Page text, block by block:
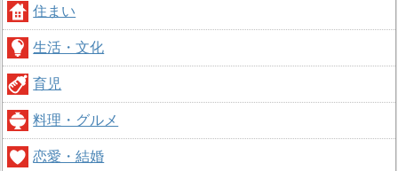
住まい
生活・文化
育児
料理・グルメ
恋愛・結婚